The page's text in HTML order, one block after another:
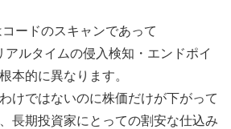
ードのスキャンであって
ルタイムの侵入検知・エンドポイ
本的に異なります。
けではないのに株価だけが下がって
長期投資家にとっての割安な仕込み